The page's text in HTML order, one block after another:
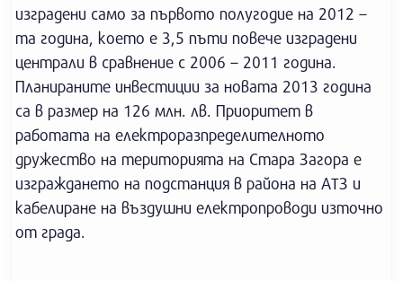
изградени само за първото полугодие на 2012 –
та година, което е 3,5 пъти повече изградени
централи в сравнение с 2006 – 2011 година.
Планираните инвестиции за новата 2013 година
са в размер на 126 млн. лв. Приоритет в
работата на електроразпределителното
дружество на територията на Стара Загора е
изграждането на подстанция в района на АТЗ и
кабелиране на въздушни електропроводи източно
от града.